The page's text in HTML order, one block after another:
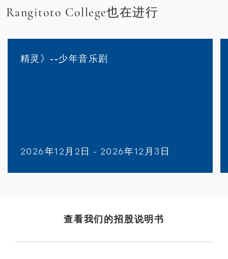
Rangitoto College也在进行
精灵》--少年音乐剧
2026年12月2日 - 2026年12月3日
查看我们的招股说明书